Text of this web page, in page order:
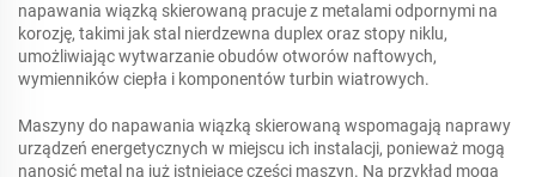
napawania wiązką skierowaną pracuje z metalami odpornymi na
korozję, takimi jak stal nierdzewna duplex oraz stopy niklu,
umożliwiając wytwarzanie obudów otworów naftowych,
wymienników ciepła i komponentów turbin wiatrowych.
Maszyny do napawania wiązką skierowaną wspomagają naprawy
urządzeń energetycznych w miejscu ich instalacji, ponieważ mogą
nanosić metal na już istniejące części maszyn. Na przykład mogą